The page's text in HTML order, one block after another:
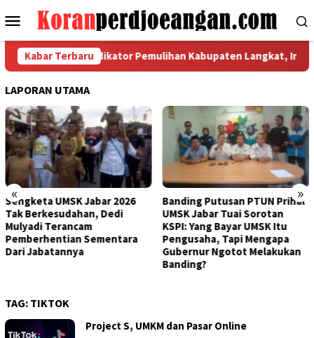
ke
Menu
Mobile
Kabar Terbaru
Koordinasi Indikator Pemulihan Kabupaten Langkat, Ini Hasil
LAPORAN UTAMA
« »
2026
Dedi
Banding Putusan PTUN Prihal
UMSK Jabar Tuai Sorotan
KSPI: Yang Bayar UMSK Itu
Pengusaha, Tapi Mengapa
Gubernur Ngotot Melakukan
Bertemu Bupati
Kantongi
Terkait Putusan
Bandung
TAG: TIKTOK
Project S, UMKM dan Pasar Online